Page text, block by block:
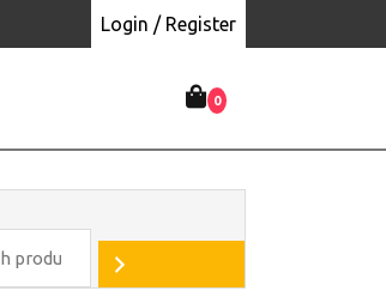
Login / Register
0